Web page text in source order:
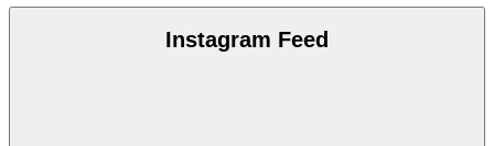
Instagram Feed